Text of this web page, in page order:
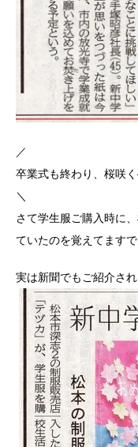
／
卒業式も終わり、桜咲
＼
さて学生服ご購入時に
ていたのを覚えてます
実は新聞でもご紹介され